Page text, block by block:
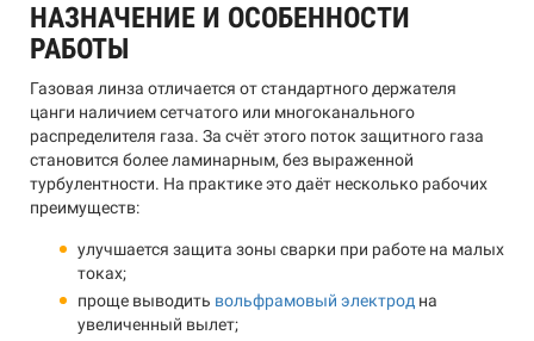
НАЗНАЧЕНИЕ И ОСОБЕННОСТИ
РАБОТЫ
Газовая линза отличается от стандартного держателя
цанги наличием сетчатого или многоканального
распределителя газа. За счёт этого поток защитного газа
становится более ламинарным, без выраженной
турбулентности. На практике это даёт несколько рабочих
преимуществ:
улучшается защита зоны сварки при работе на малых
токах;
проще выводить вольфрамовый электрод на
увеличенный вылет;